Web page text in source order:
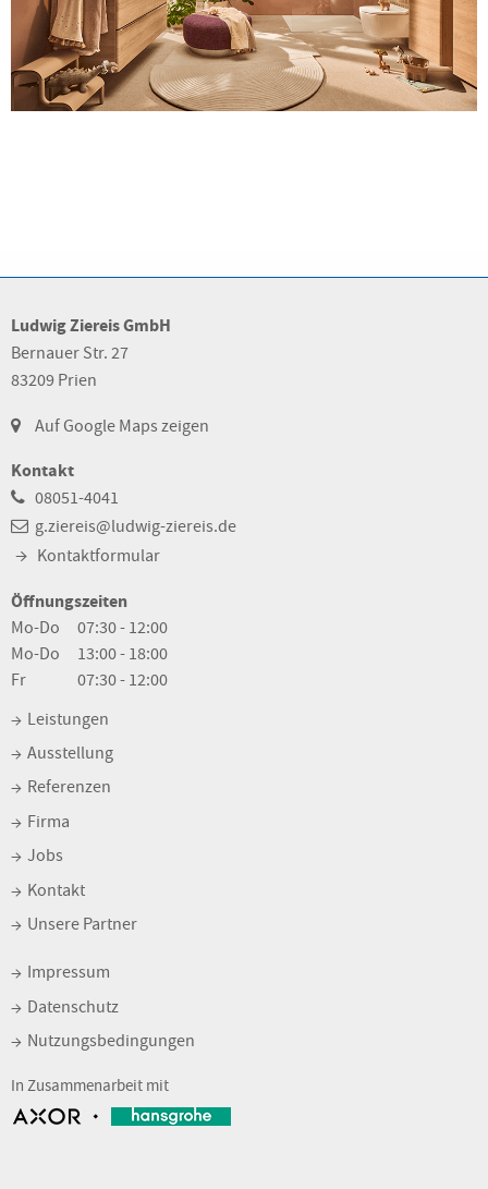
Ludwig Ziereis GmbH
Bernauer Str. 27
83209 Prien
Auf Google Maps zeigen
Kontakt
08051-4041
g.ziereis@ludwig-ziereis.de
Kontaktformular
Öffnungszeiten
Mo-Do
07:30 - 12:00
Mo-Do
13:00 - 18:00
Fr
07:30 - 12:00
Leistungen
Ausstellung
Referenzen
Firma
Jobs
Kontakt
Unsere Partner
Impressum
Datenschutz
Nutzungsbedingungen
In Zusammenarbeit mit